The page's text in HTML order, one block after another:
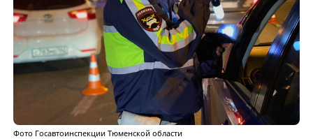
Фото Госавтоинспекции Тюменской области